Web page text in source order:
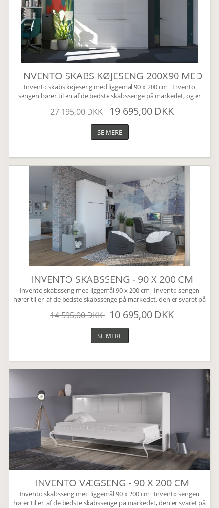
INVENTO SKABS KØJESENG 200X90 MED
LED
Invento skabs køjeseng med liggemål 90 x 200 cm Invento
sengen hører til en af de bedste skabssenge på markedet, og er
svaret på den perfekte Murphy bed. Den har en kvalitets
lukkemekanisme der kører via et gasdæmpnings system. Dette
sikrer en nem og lydløs betjening af sengen. En skabsseng er den
perfekte løsning til lejligheden eller sommerhuset....
27 195,00 DKK 19 695,00 DKK
SE MERE
INVENTO SKABSSENG - 90 X 200 CM
Invento skabsseng med liggemål 90 x 200 cm Invento sengen
hører til en af de bedste skabssenge på markedet, den er svaret på
højskabe, disse kan tilkøbes under varianten højskabe (øverst til
højre). Sengen har mange smarte finesser, den er bl.a. udstyret
med en børnesikring der nemt aktiveres...
14 595,00 DKK 10 695,00 DKK
SE MERE
INVENTO VÆGSENG - 90 X 200 CM
Invento skabsseng med liggemål 90 x 200 cm Invento sengen
hører til en af de bedste skabssenge på markedet, den er svaret på